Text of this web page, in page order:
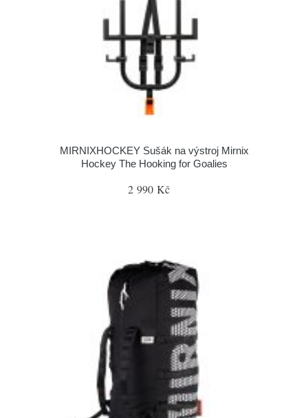
MIRNIXHOCKEY Sušák na výstroj Mirnix
Hockey The Hooking for Goalies
2 990 Kč